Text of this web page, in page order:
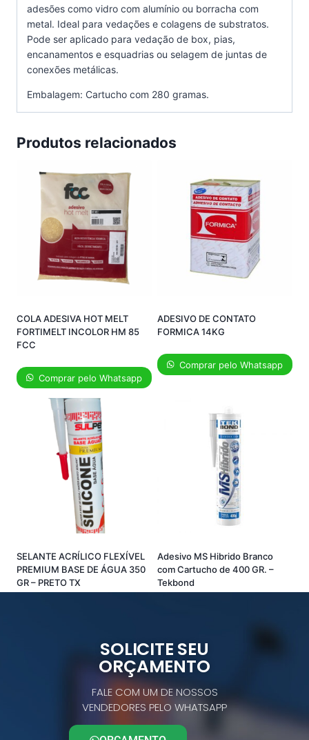
adesões como vidro com alumínio ou borracha com
metal. Ideal para vedações e colagens de substratos.
Pode ser aplicado para vedação de box, pias,
encanamentos e esquadrias ou selagem de juntas de
conexões metálicas.
Embalagem: Cartucho com 280 gramas.
Produtos relacionados
COLA ADESIVA HOT MELT
FORTIMELT INCOLOR HM 85
FCC
Comprar pelo Whatsapp
ADESIVO DE CONTATO
FORMICA 14KG
Comprar pelo Whatsapp
SELANTE ACRÍLICO FLEXÍVEL
PREMIUM BASE DE ÁGUA 350
GR – PRETO TX
Adesivo MS Hibrido Branco
com Cartucho de 400 GR. –
Tekbond
SOLICITE SEU
ORÇAMENTO
FALE COM UM DE NOSSOS
VENDEDORES PELO WHATSAPP